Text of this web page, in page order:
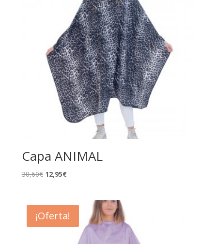
Capa ANIMAL
30,60€ El
era:
30,60€.
12,95€El
es:
12,95€.
¡Oferta!